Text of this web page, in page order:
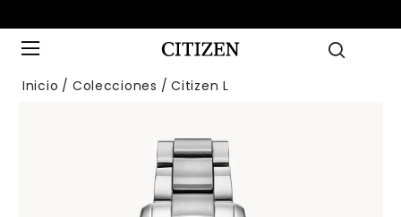
Inicio Colecciones Citizen L